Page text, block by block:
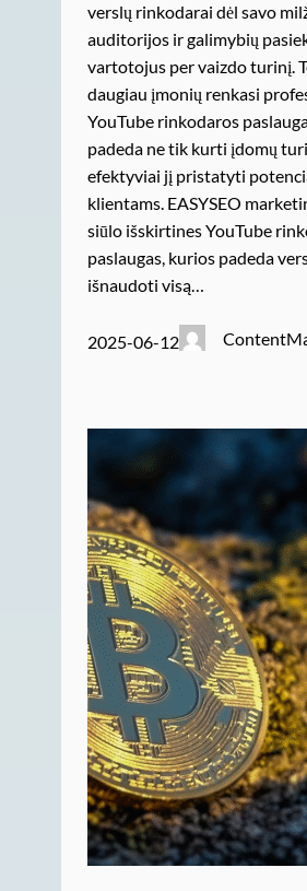
verslų rinkodarai dėl savo
auditorijos ir galimybių
vartotojus per vaizdo turinį.
daugiau įmonių renkasi
YouTube rinkodaros
padeda ne tik kurti įdomų
efektyviai jį pristatyti
klientams. EASYSEO
siūlo išskirtines YouTube
paslaugas, kurios padeda
išnaudoti visą…
2025-06-12